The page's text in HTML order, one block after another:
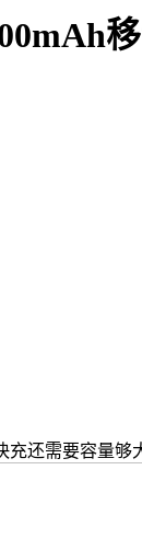
还需要容量够